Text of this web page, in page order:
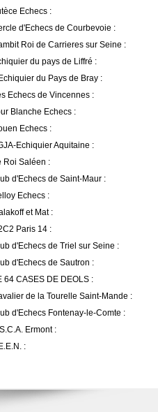
Echecs :
d'Echecs de Courbevoie :
Roi de Carrieres sur Seine :
du pays de Liffré :
du Pays de Bray :
Echecs de Vincennes :
Blanche Echecs :
Echecs :
Echiquier Aquitaine :
Roi Saléen :
d'Echecs de Saint-Maur :
Echecs :
et Mat :
Paris 14 :
d'Echecs de Triel sur Seine :
d'Echecs de Sautron :
64 CASES DE DEOLS :
de la Tourelle Saint-Mande :
d'Echecs Fontenay-le-Comte :
Ermont :
: